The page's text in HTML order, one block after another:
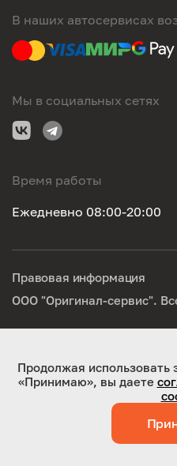
В наших автосервисах
Мы в социальных сетях
Время работы
Ежедневно 08:00-20:00
ООО "Оригинал-сервис".
Правовая информация
Продолжая использовать
«Принимаю», вы даете